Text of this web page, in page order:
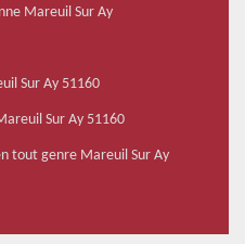
Mareuil Sur Ay
Sur Ay 51160
Sur Ay 51160
tout genre Mareuil Sur Ay